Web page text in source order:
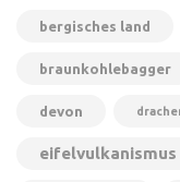
bergisches land
braunkohlebagger
devon
eifelvulkanismus